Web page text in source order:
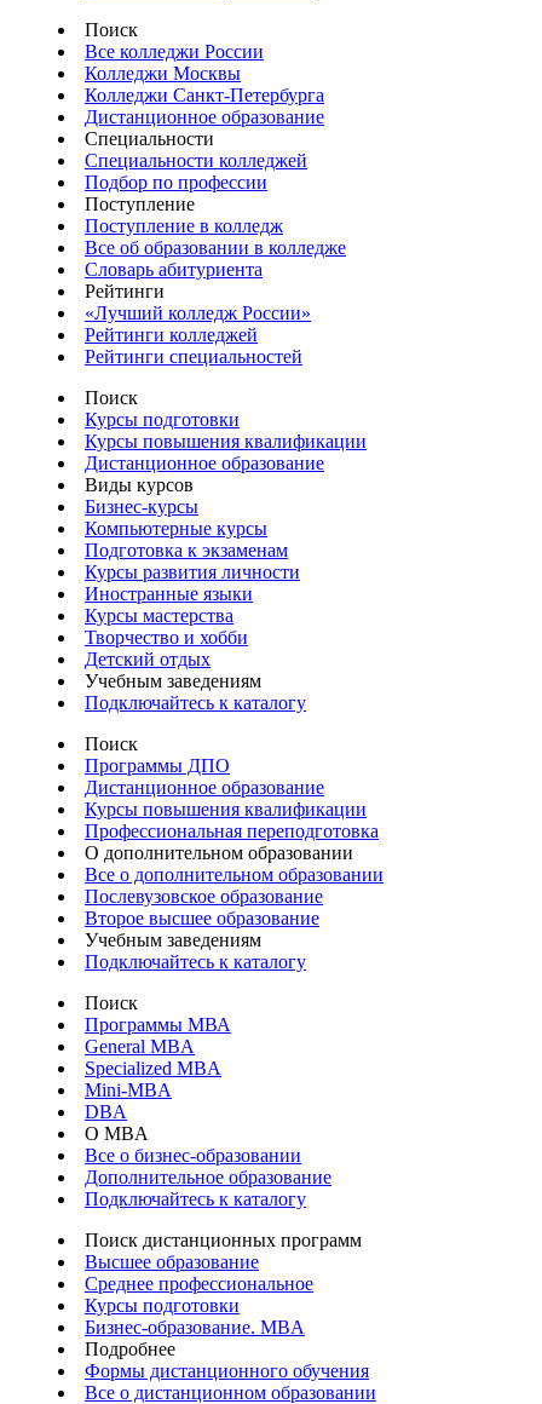
Поиск
Все колледжи России
Колледжи Москвы
Колледжи Санкт-Петербурга
Дистанционное образование
Специальности
Специальности колледжей
Подбор по профессии
Поступление
Поступление в колледж
Все об образовании в колледже
Словарь абитуриента
Рейтинги
«Лучший колледж России»
Рейтинги колледжей
Рейтинги специальностей
Поиск
Курсы подготовки
Курсы повышения квалификации
Дистанционное образование
Виды курсов
Бизнес-курсы
Компьютерные курсы
Подготовка к экзаменам
Курсы развития личности
Иностранные языки
Курсы мастерства
Творчество и хобби
Детский отдых
Учебным заведениям
Подключайтесь к каталогу
Поиск
Программы ДПО
Дистанционное образование
Курсы повышения квалификации
Профессиональная переподготовка
О дополнительном образовании
Все о дополнительном образовании
Послевузовское образование
Второе высшее образование
Учебным заведениям
Подключайтесь к каталогу
Поиск
Программы МВА
General MBA
Specialized MBA
Mini-MBA
DBA
О MBA
Все о бизнес-образовании
Дополнительное образование
Подключайтесь к каталогу
Поиск дистанционных программ
Высшее образование
Среднее профессиональное
Курсы подготовки
Бизнес-образование. MBA
Подробнее
Формы дистанционного обучения
Все о дистанционном образовании